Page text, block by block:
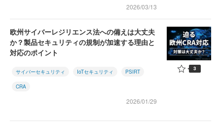
2026/03/13
欧州サイバーレジリエンス法への備えは大丈夫
か？製品セキュリティの規制が加速する理由と
対応のポイント
サイバーセキュリティ IoTセキュリティ PSIRT
CRA
2026/01/29
3